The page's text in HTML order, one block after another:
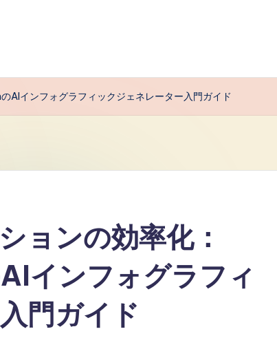
AIインフォグラフィックジェネレーター入門ガイド
ョンの効率化：
インフォグラフィ
門ガイド